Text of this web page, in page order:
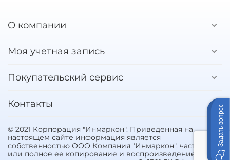
О компании
Моя учетная запись
Покупательский сервис
Контакты
© 2021 Корпорация "Инмаркон". Приведенная на
настоящем сайте информация является
собственностью ООО Компания "Инмаркон", частичное
или полное ее копирование и воспроизведение
Задать вопрос